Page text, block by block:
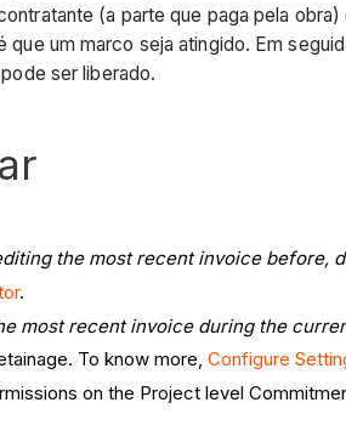
(a parte que paga pela
um marco seja atingido. Em
ser liberado.
the most recent invoice before,
.
most recent invoice during the
To know more, Configure
on the Project level